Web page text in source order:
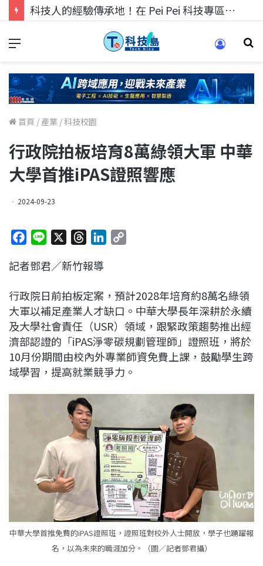
科技人找工作，就到TECH+ 科技專區!
首頁 / 產業 /科技校園
行政院拍板培育8萬綠領大軍 中華
大學首推iPAS證照響應
2024-09-23
c
b
o
o
k
n
r
a
d
s
e
d
I
n
L
i
n
k
記者鄧君／新竹報導
行政院日前拍板定案，預計2028年培育約8萬名綠領
大軍以補足產業人才缺口。中華大學長年深耕於永續
及大學社會責任（USR）領域，跟緊政策趨勢推出經
濟部認證的「iPAS淨零碳規劃管理師」證照班，將於
10月份期間由校內外專業師資免費上課，鼓勵學生跨
域學習，提高就業競爭力。
中華大學首推免費的iPAS證照班，證照班對校外人士開放，學子也踴躍報
名，以為未來的職涯加分。（圖／記者鄧君攝）